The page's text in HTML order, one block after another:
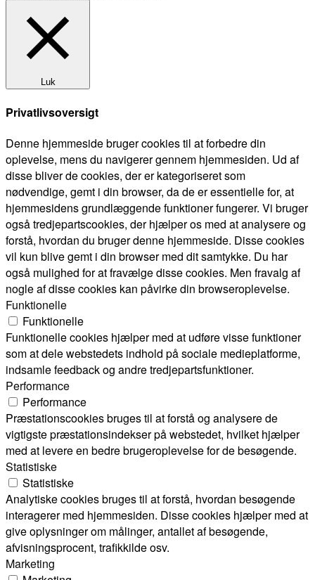
Luk
Privatlivsoversigt
Denne hjemmeside bruger cookies til at forbedre din
oplevelse, mens du navigerer gennem hjemmesiden. Ud af
disse bliver de cookies, der er kategoriseret som
nødvendige, gemt i din browser, da de er essentielle for, at
hjemmesidens grundlæggende funktioner fungerer. Vi bruger
også tredjepartscookies, der hjælper os med at analysere og
forstå, hvordan du bruger denne hjemmeside. Disse cookies
vil kun blive gemt i din browser med dit samtykke. Du har
også mulighed for at fravælge disse cookies. Men fravalg af
nogle af disse cookies kan påvirke din browseroplevelse.
Funktionelle
Funktionelle
Funktionelle cookies hjælper med at udføre visse funktioner
som at dele webstedets indhold på sociale medieplatforme,
indsamle feedback og andre tredjepartsfunktioner.
Performance
Performance
Præstationscookies bruges til at forstå og analysere de
vigtigste præstationsindekser på webstedet, hvilket hjælper
med at levere en bedre brugeroplevelse for de besøgende.
Statistiske
Statistiske
Analytiske cookies bruges til at forstå, hvordan besøgende
interagerer med hjemmesiden. Disse cookies hjælper med at
give oplysninger om målinger, antallet af besøgende,
afvisningsprocent, trafikkilde osv.
Marketing